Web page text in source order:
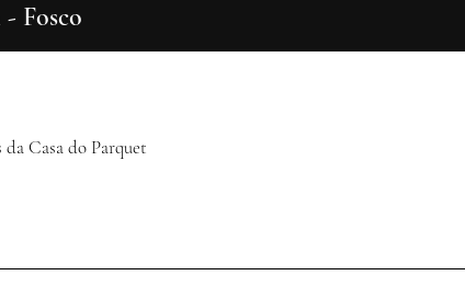
Fosco
Casa do Parquet